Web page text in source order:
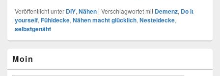
Veröffentlicht unter DIY,Nähen | Verschlagwortet mit Demenz, Do it
yourself,Fühldecke,Nähen macht glücklich,Nesteldecke,
selbstgenäht
Seitenleisten-
Widgetbereich
Moin